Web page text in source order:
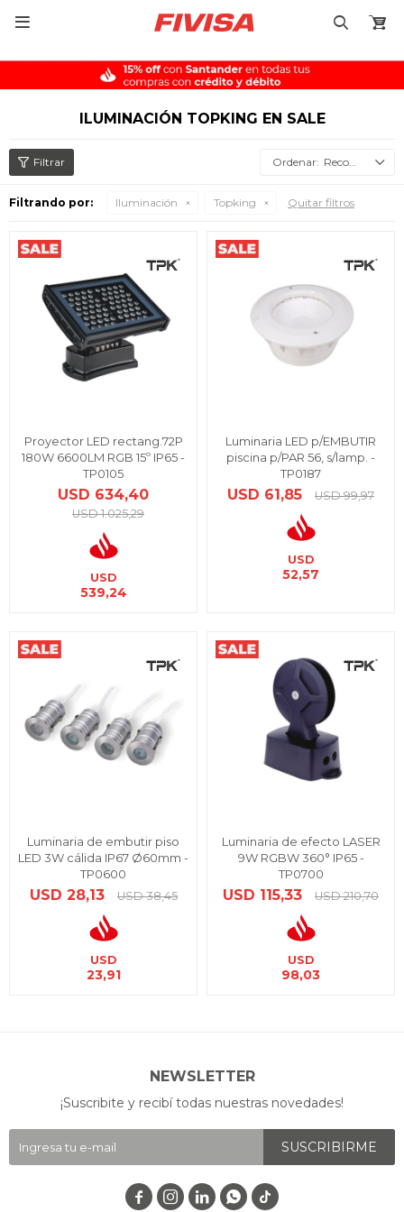

ILUMINACIÓN TOPKING EN SALE
Recomendados
Filtrando por: Iluminación Topking Quitar filtros
Proyector LED rectang.72P
180W 6600LM RGB 15º IP65 -
TP0105
USD 634,40
USD 1.025,29
USD
539,24
Luminaria LED p/EMBUTIR
piscina p/PAR 56, s/lamp. -
TP0187
USD 61,85 USD 99,97
USD
52,57
Luminaria de embutir piso
LED 3W cálida IP67 Ø60mm -
TP0600
USD 28,13 USD 38,45
USD
23,91
Luminaria de efecto LASER
9W RGBW 360° IP65 -
TP0700
USD 115,33 USD 210,70
USD
98,03
NEWSLETTER
¡Suscribite y recibí todas nuestras novedades!
SUSCRIBIRME
   